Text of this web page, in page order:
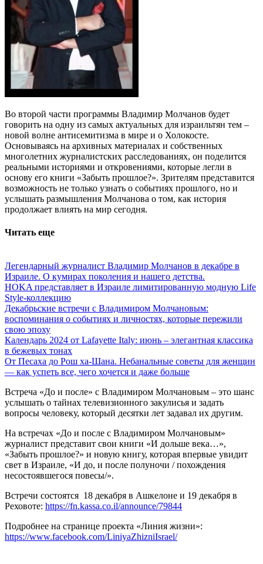
Во второй части программы Владимир Молчанов будет
говорить на одну из самых актуальных для израильтян тем –
новой волне антисемитизма в мире и о Холокосте.
Основываясь на архивных материалах и собственных
многолетних журналистских расследованиях, он поделится
реальными историями и откровениями, которые легли в
основу его книги «Забыть прошлое?». Зрителям представится
возможность не только узнать о событиях прошлого, но и
услышать размышления Молчанова о том, как история
продолжает влиять на мир сегодня.
Читать еще
Легендарный журналист Владимир Молчанов в декабре в
Израиле. О кумирах поколения и нашего детства.
HOKA представляет в Израиле лимитированную модную Life
Style-коллекцию
Декабрьские встречи с Владимиром Молчановым:
воспоминания о событиях и личностях, которые пережили
свою эпоху
Календарь 2024 от Lafayette Italy: июнь – элегантная классика
в бежевых тонах
От Песаха до Рош ха-Шана. Небанальные советы для женщин
— как успеть все, чего хочется и даже больше
Встреча «До и после» с Владимиром Молчановым – это шанс
услышать о тайнах телевизионного закулисья и задать
вопросы человеку, который десятки лет задавал их другим.
На встречах «До и после с Владимиром Молчановым»
журналист представит свои книги «И дольше века…»,
«Забыть прошлое?» и новую книгу, которая впервые увидит
свет в Израиле, «И до, и после полуночи / похождения
несостоявшегося повесы/».
Встречи состоятся 18 декабря в Ашкелоне и 19 декабря в
Реховоте: https://fn.kassa.co.il/announce/79844
Подробнее на странице проекта «Линия жизни»:
https://www.facebook.com/LiniyaZhizniIsrael/